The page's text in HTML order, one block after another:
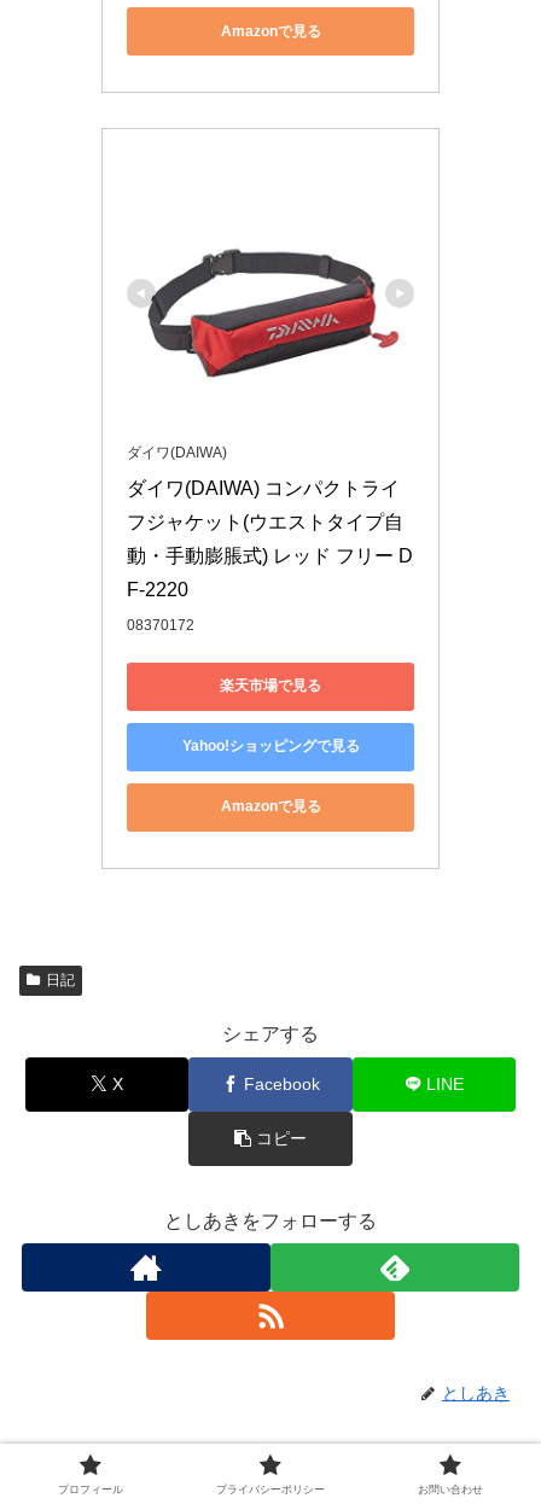
Amazonで見る
ダイワ(DAIWA)
ダイワ(DAIWA) コンパクトライ
フジャケット(ウエストタイプ自
動・手動膨脹式) レッド フリー D
F-2220
08370172
楽天市場で見る
Yahoo!ショッピングで見る
Amazonで見る
日記
シェアする
X Facebook LINE
コピー
としあきをフォローする
としあき
関連記事
プロフィール プライバシーポリシー お問い合わせ